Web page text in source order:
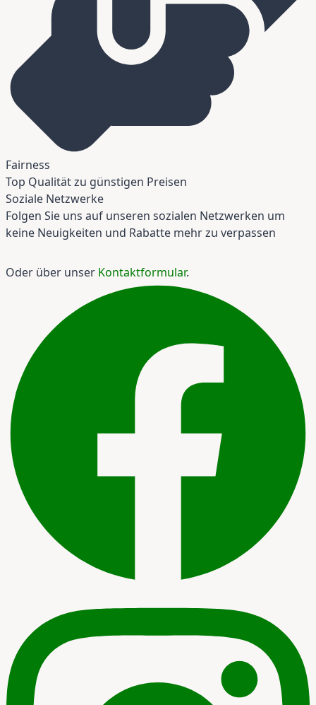
Fairness
Top Qualität zu günstigen Preisen
Soziale Netzwerke
Folgen Sie uns auf unseren sozialen Netzwerken um
keine Neuigkeiten und Rabatte mehr zu verpassen
Oder über unser Kontaktformular.